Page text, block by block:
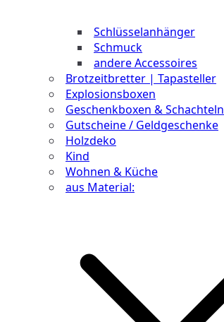
Schlüsselanhänger
Schmuck
andere Accessoires
Brotzeitbretter | Tapasteller
Explosionsboxen
Geschenkboxen & Schachteln
Gutscheine / Geldgeschenke
Holzdeko
Kind
Wohnen & Küche
aus Material: